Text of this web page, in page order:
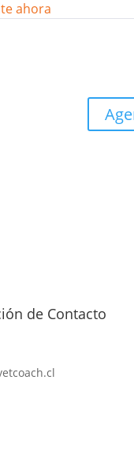
ahora
de Contacto